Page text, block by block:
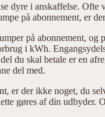
dyre i anskaffelse. Ofte
på abonnement, er
på abonnement,
i kWh.
du skal betale er en
del med.
er der ikke noget, du
gøres af din